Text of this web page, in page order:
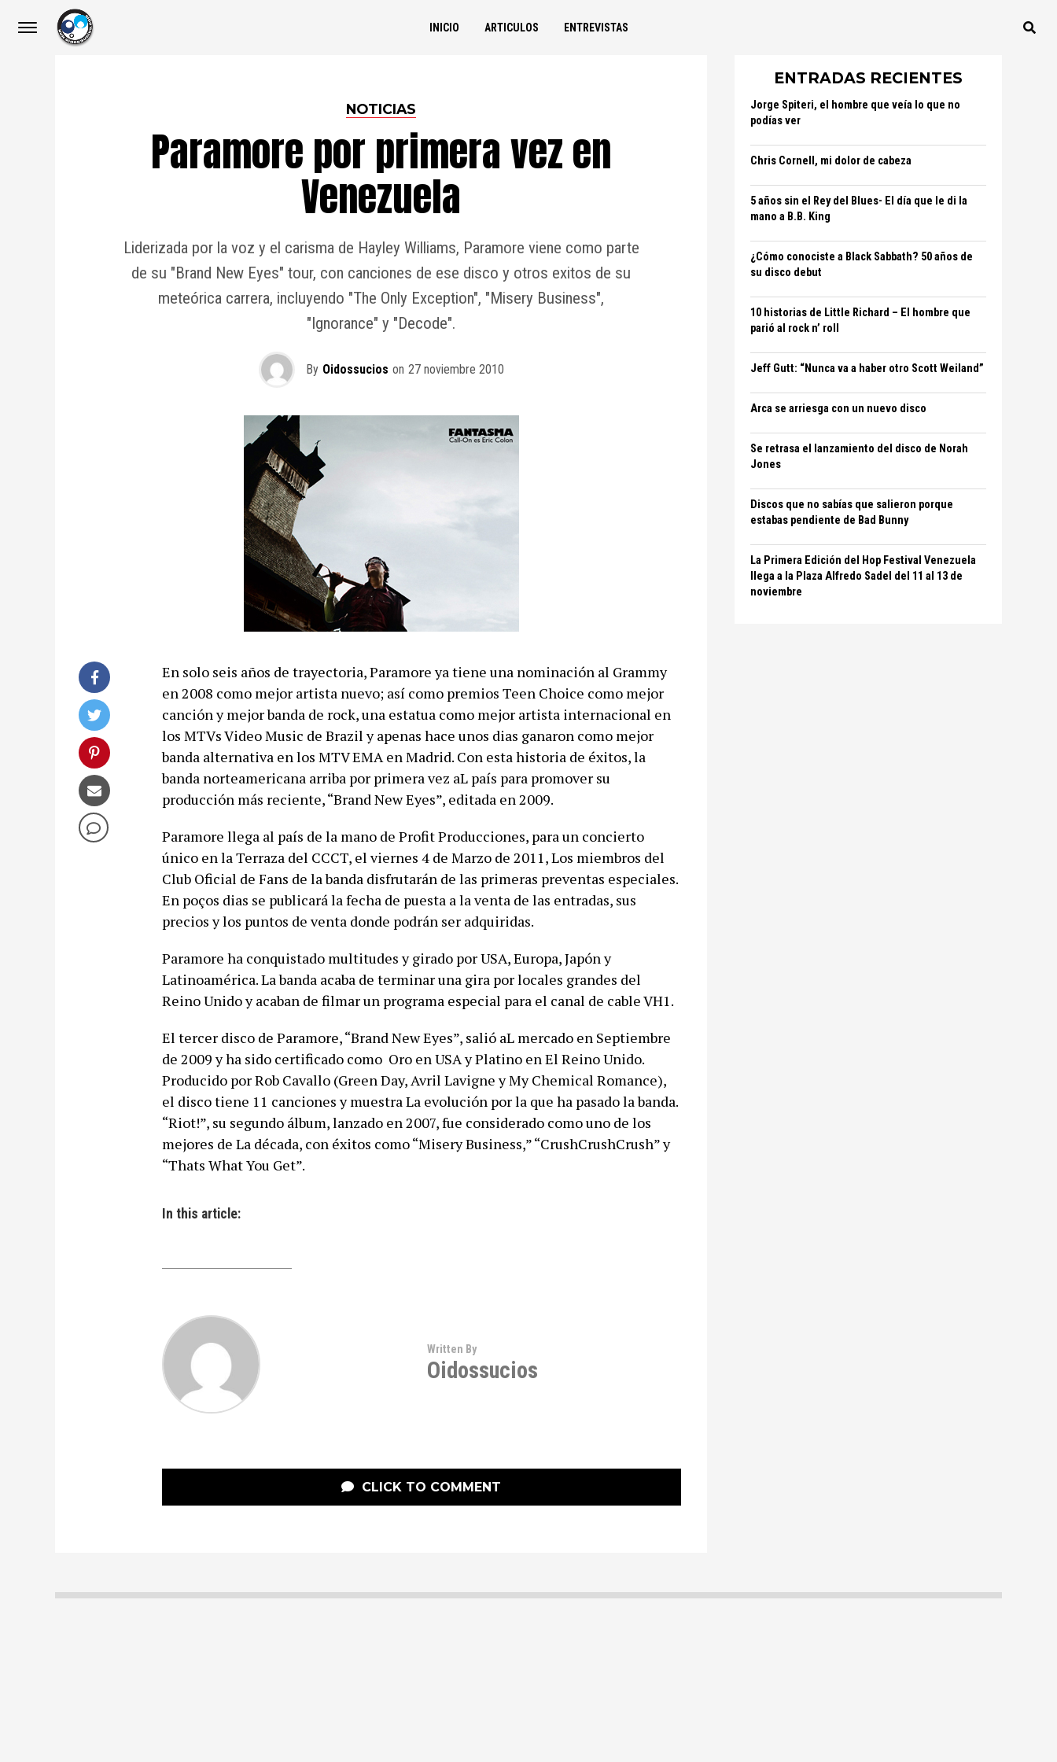
INICIO ARTICULOS ENTREVISTAS
NOTICIAS
Paramore por primera vez en
Venezuela
Liderizada por la voz y el carisma de Hayley Williams, Paramore viene como parte
de su "Brand New Eyes" tour, con canciones de ese disco y otros exitos de su
meteórica carrera, incluyendo "The Only Exception", "Misery Business",
"Ignorance" y "Decode".
By Oidossucios on 27 noviembre 2010
En solo seis años de trayectoria, Paramore ya tiene una nominación al Grammy
en 2008 como mejor artista nuevo; así como premios Teen Choice como mejor
canción y mejor banda de rock, una estatua como mejor artista internacional en
los MTVs Video Music de Brazil y apenas hace unos dias ganaron como mejor
banda alternativa en los MTV EMA en Madrid. Con esta historia de éxitos, la
banda norteamericana arriba por primera vez aL país para promover su
producción más reciente, “Brand New Eyes”, editada en 2009.
Paramore llega al país de la mano de Profit Producciones, para un concierto
único en la Terraza del CCCT, el viernes 4 de Marzo de 2011, Los miembros del
Club Oficial de Fans de la banda disfrutarán de las primeras preventas especiales.
En poços dias se publicará la fecha de puesta a la venta de las entradas, sus
precios y los puntos de venta donde podrán ser adquiridas.
Paramore ha conquistado multitudes y girado por USA, Europa, Japón y
Latinoamérica. La banda acaba de terminar una gira por locales grandes del
Reino Unido y acaban de filmar un programa especial para el canal de cable VH1.
El tercer disco de Paramore, “Brand New Eyes”, salió aL mercado en Septiembre
de 2009 y ha sido certificado como Oro en USA y Platino en El Reino Unido.
Producido por Rob Cavallo (Green Day, Avril Lavigne y My Chemical Romance),
el disco tiene 11 canciones y muestra La evolución por la que ha pasado la banda.
“Riot!”, su segundo álbum, lanzado en 2007, fue considerado como uno de los
mejores de La década, con éxitos como “Misery Business,” “CrushCrushCrush” y
“Thats What You Get”.
In this article:
Written By
Oidossucios
CLICK TO COMMENT
ENTRADAS RECIENTES
Jorge Spiteri, el hombre que veía lo que no
podías ver
Chris Cornell, mi dolor de cabeza
5 años sin el Rey del Blues- El día que le di la
mano a B.B. King
¿Cómo conociste a Black Sabbath? 50 años de
su disco debut
10 historias de Little Richard – El hombre que
parió al rock n’ roll
Jeff Gutt: “Nunca va a haber otro Scott Weiland”
Arca se arriesga con un nuevo disco
Se retrasa el lanzamiento del disco de Norah
Jones
Discos que no sabías que salieron porque
estabas pendiente de Bad Bunny
La Primera Edición del Hop Festival Venezuela
llega a la Plaza Alfredo Sadel del 11 al 13 de
noviembre